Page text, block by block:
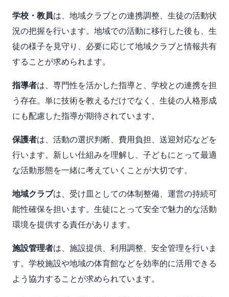
学校・教員は、地域クラブとの連携調整、生徒の活動状
況の把握を行います。地域での活動に移行した後も、生
徒の様子を見守り、必要に応じて地域クラブと情報共有
することが求められます。
指導者は、専門性を活かした指導と、学校との連携を担
う存在。単に技術を教えるだけでなく、生徒の人格形成
にも配慮した指導が期待されています。
保護者は、活動の選択判断、費用負担、送迎対応などを
行います。新しい仕組みを理解し、子どもにとって最適
な活動形態を一緒に考えていくことが大切です。
地域クラブは、受け皿としての体制整備、運営の持続可
能性確保を担います。生徒にとって安全で魅力的な活動
環境を提供する責任があります。
施設管理者は、施設提供、利用調整、安全管理を行いま
す。学校施設や地域の体育館などを効率的に活用できる
よう協力することが求められています。